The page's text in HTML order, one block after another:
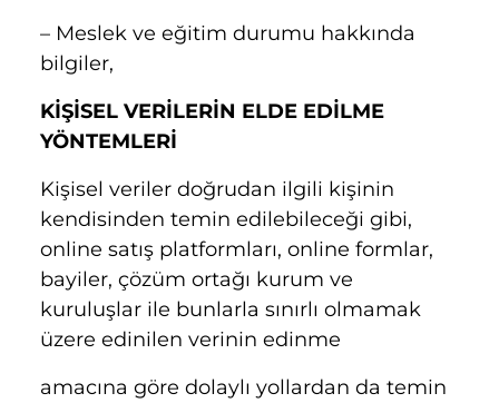
– Meslek ve eğitim durumu hakkında
bilgiler,
KİŞİSEL VERİLERİN ELDE EDİLME
YÖNTEMLERİ
Kişisel veriler doğrudan ilgili kişinin
kendisinden temin edilebileceği gibi,
online satış platformları, online formlar,
bayiler, çözüm ortağı kurum ve
kuruluşlar ile bunlarla sınırlı olmamak
üzere edinilen verinin edinme
amacına göre dolaylı yollardan da temin